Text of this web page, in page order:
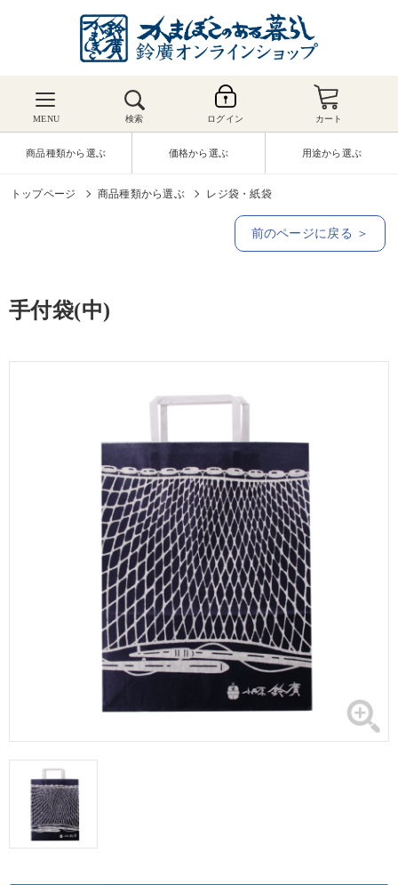
MENU 検索 ログイン カート
商品種類から選ぶ 価格から選ぶ 用途から選ぶ
トップページ 商品種類から選ぶ レジ袋・紙袋
前のページに戻る ＞
手付袋(中)